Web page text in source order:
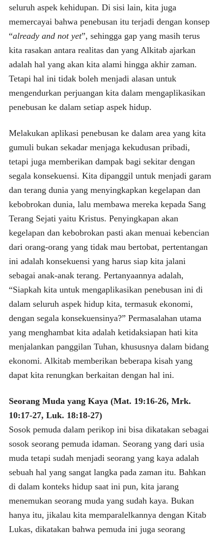
seluruh aspek kehidupan. Di sisi lain, kita juga
memercayai bahwa penebusan itu terjadi dengan konsep
“already and not yet”, sehingga gap yang masih terus
kita rasakan antara realitas dan yang Alkitab ajarkan
adalah hal yang akan kita alami hingga akhir zaman.
Tetapi hal ini tidak boleh menjadi alasan untuk
mengendurkan perjuangan kita dalam mengaplikasikan
penebusan ke dalam setiap aspek hidup.
Melakukan aplikasi penebusan ke dalam area yang kita
gumuli bukan sekadar menjaga kekudusan pribadi,
tetapi juga memberikan dampak bagi sekitar dengan
segala konsekuensi. Kita dipanggil untuk menjadi garam
dan terang dunia yang menyingkapkan kegelapan dan
kebobrokan dunia, lalu membawa mereka kepada Sang
Terang Sejati yaitu Kristus. Penyingkapan akan
kegelapan dan kebobrokan pasti akan menuai kebencian
dari orang-orang yang tidak mau bertobat, pertentangan
ini adalah konsekuensi yang harus siap kita jalani
sebagai anak-anak terang. Pertanyaannya adalah,
“Siapkah kita untuk mengaplikasikan penebusan ini di
dalam seluruh aspek hidup kita, termasuk ekonomi,
dengan segala konsekuensinya?” Permasalahan utama
yang menghambat kita adalah ketidaksiapan hati kita
menjalankan panggilan Tuhan, khususnya dalam bidang
ekonomi. Alkitab memberikan beberapa kisah yang
dapat kita renungkan berkaitan dengan hal ini.
Seorang Muda yang Kaya (Mat. 19:16-26, Mrk.
10:17-27, Luk. 18:18-27)
Sosok pemuda dalam perikop ini bisa dikatakan sebagai
sosok seorang pemuda idaman. Seorang yang dari usia
muda tetapi sudah menjadi seorang yang kaya adalah
sebuah hal yang sangat langka pada zaman itu. Bahkan
di dalam konteks hidup saat ini pun, kita jarang
menemukan seorang muda yang sudah kaya. Bukan
hanya itu, jikalau kita memparalelkannya dengan Kitab
Lukas, dikatakan bahwa pemuda ini juga seorang